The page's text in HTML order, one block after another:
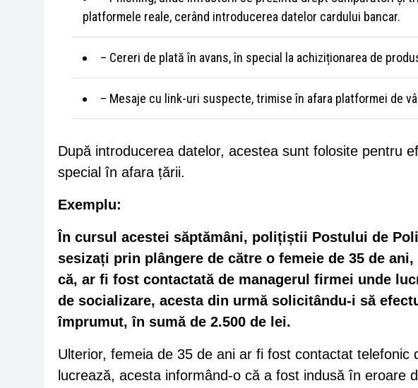
platformele reale, cerând introducerea datelor cardului bancar.
– Cereri de plată în avans, în special la achiziționarea de
– Mesaje cu link-uri suspecte, trimise în afara platformei de
După introducerea datelor, acestea sunt folosite pentru
special în afara țării.
Exemplu:
În cursul acestei săptămâni, polițiștii Postului de
sesizați prin plângere de către o femeie de 35 de
că, ar fi fost contactată de managerul firmei unde
de socializare, acesta din urmă solicitându-i să
împrumut, în sumă de 2.500 de lei.
Ulterior, femeia de 35 de ani ar fi fost contactat telefonic
lucrează, acesta informând-o că a fost indusă în eroare